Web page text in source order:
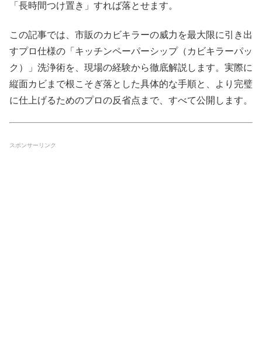
「長時間つけ置き」すれば落とせます。
この記事では、市販のカビキラーの威力を最大限に引き出
すプロ仕様の「キッチンペーパーシップ（カビキラーパッ
ク）」洗浄術を、現場の経験から徹底解説します。実際に
縦面カビまで根こそぎ落とした具体的な手順と、より完璧
に仕上げるためのプロの反省点まで、すべて公開します。
スポンサーリンク